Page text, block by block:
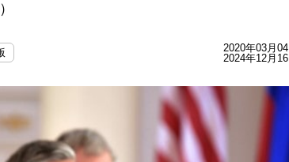
2020年03月
2024年12月